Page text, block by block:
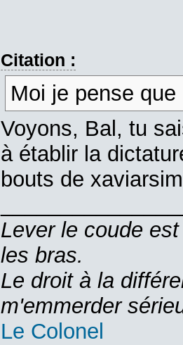
Citation :
Moi je pense
Voyons, Bal, tu
à établir la
bouts de
Lever le coude
les bras.
Le droit à la
m'emmerder
Le Colonel